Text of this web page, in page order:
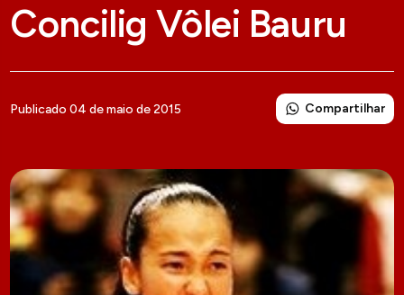
Concilig Vôlei Bauru
Publicado 04 de maio de 2015 Compartilhar